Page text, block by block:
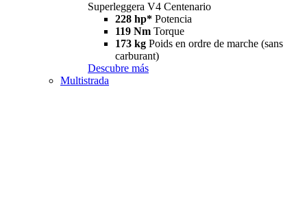
Superleggera V4 Centenario
228 hp* Potencia
119 Nm Torque
173 kg Poids en ordre de marche (sans
carburant)
Descubre más
Multistrada